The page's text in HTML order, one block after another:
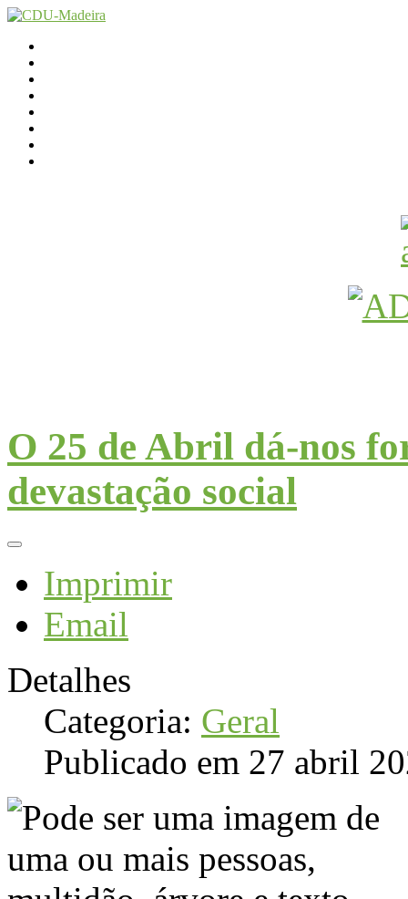
O 25 de Abril dá-nos
devastação social
Imprimir
Email
Detalhes
Categoria: Geral
Publicado em 27 abril